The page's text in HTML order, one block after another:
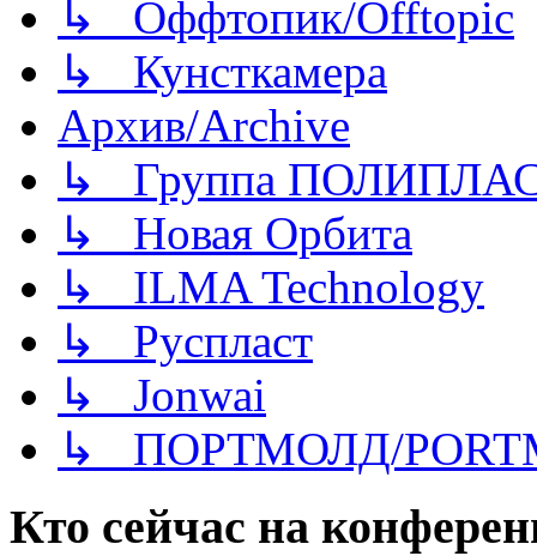
↳ Оффтопик/Offtopic
↳ Кунсткамера
Архив/Archive
↳ Группа
↳ Новая Орбита
↳ ILMA Technology
↳ Руспласт
↳ Jonwai
↳ ПОРТМОЛД/
Кто сейчас на